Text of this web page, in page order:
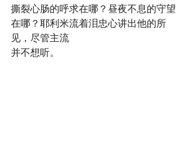
撕裂心肠的呼求在哪？昼夜不息的守望
在哪？耶利米流着泪忠心讲出他的所
见，尽管主流
并不想听。